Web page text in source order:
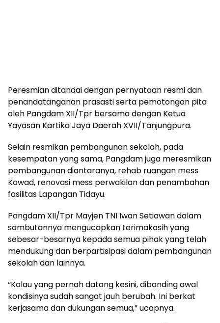
Peresmian ditandai dengan pernyataan resmi dan
penandatanganan prasasti serta pemotongan pita
oleh Pangdam XII/Tpr bersama dengan Ketua
Yayasan Kartika Jaya Daerah XVII/Tanjungpura.
Selain resmikan pembangunan sekolah, pada
kesempatan yang sama, Pangdam juga meresmikan
pembangunan diantaranya, rehab ruangan mess
Kowad, renovasi mess perwakilan dan penambahan
fasilitas Lapangan Tidayu.
Pangdam XII/Tpr Mayjen TNI Iwan Setiawan dalam
sambutannya mengucapkan terimakasih yang
sebesar-besarnya kepada semua pihak yang telah
mendukung dan berpartisipasi dalam pembangunan
sekolah dan lainnya.
“Kalau yang pernah datang kesini, dibanding awal
kondisinya sudah sangat jauh berubah. Ini berkat
kerjasama dan dukungan semua,” ucapnya.